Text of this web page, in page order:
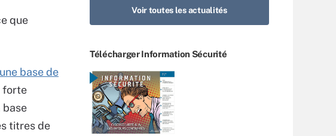
que
une base de
forte
base
titres de
Voir toutes les actualités
Télécharger Information Sécurité